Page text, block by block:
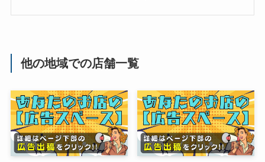
他の地域での店舗一覧